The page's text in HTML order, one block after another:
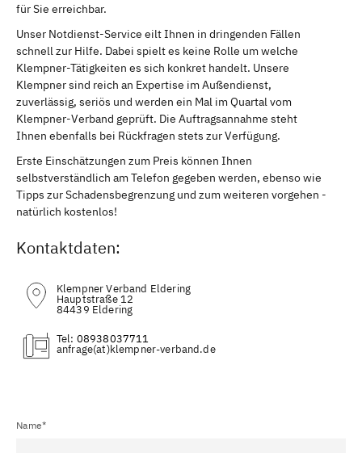
für Sie erreichbar.
Unser Notdienst-Service eilt Ihnen in dringenden Fällen
schnell zur Hilfe. Dabei spielt es keine Rolle um welche
Klempner-Tätigkeiten es sich konkret handelt. Unsere
Klempner sind reich an Expertise im Außendienst,
zuverlässig, seriös und werden ein Mal im Quartal vom
Klempner-Verband geprüft. Die Auftragsannahme steht
Ihnen ebenfalls bei Rückfragen stets zur Verfügung.
Erste Einschätzungen zum Preis können Ihnen
selbstverständlich am Telefon gegeben werden, ebenso wie
Tipps zur Schadensbegrenzung und zum weiteren vorgehen -
natürlich kostenlos!
Kontaktdaten:
Klempner Verband Eldering
Hauptstraße 12
84439 Eldering
Tel: 08938037711
(at)
Name*